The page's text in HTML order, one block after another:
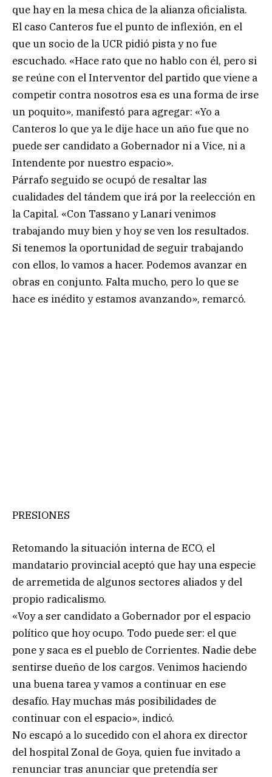
que hay en la mesa chica de la alianza oficialista.
El caso Canteros fue el punto de inflexión, en el
que un socio de la UCR pidió pista y no fue
escuchado. «Hace rato que no hablo con él, pero si
se reúne con el Interventor del partido que viene a
competir contra nosotros esa es una forma de irse
un poquito», manifestó para agregar: «Yo a
Canteros lo que ya le dije hace un año fue que no
puede ser candidato a Gobernador ni a Vice, ni a
Intendente por nuestro espacio».
Párrafo seguido se ocupó de resaltar las
cualidades del tándem que irá por la reelección en
la Capital. «Con Tassano y Lanari venimos
trabajando muy bien y hoy se ven los resultados.
Si tenemos la oportunidad de seguir trabajando
con ellos, lo vamos a hacer. Podemos avanzar en
obras en conjunto. Falta mucho, pero lo que se
hace es inédito y estamos avanzando», remarcó.
PRESIONES
Retomando la situación interna de ECO, el
mandatario provincial aceptó que hay una especie
de arremetida de algunos sectores aliados y del
propio radicalismo.
«Voy a ser candidato a Gobernador por el espacio
político que hoy ocupo. Todo puede ser: el que
pone y saca es el pueblo de Corrientes. Nadie debe
sentirse dueño de los cargos. Venimos haciendo
una buena tarea y vamos a continuar en ese
desafío. Hay muchas más posibilidades de
continuar con el espacio», indicó.
No escapó a lo sucedido con el ahora ex director
del hospital Zonal de Goya, quien fue invitado a
renunciar tras anunciar que pretendía ser